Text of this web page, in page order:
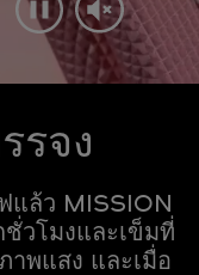
รจง
แล้ว MISSION
วโมงและเข็มที่
าพแสง และเมื่อ